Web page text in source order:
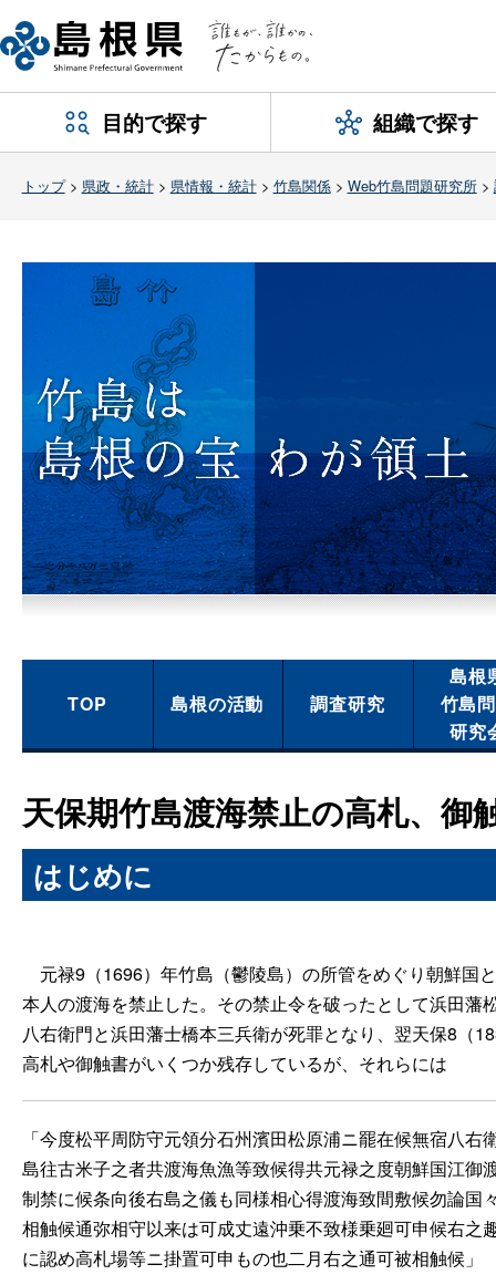
目的で探す 組織で探す
トップ> 県政・統計> 県情報・統計> 竹島関係> Web竹島問題研究所>
TOP 島根の活動 調査研究
島根
竹島
研究
天保期竹島渡海禁止の高札、御
はじめに
元禄9（1696）年竹島（鬱陵島）の所管をめぐり朝鮮国
本人の渡海を禁止した。その禁止令を破ったとして浜田
八右衛門と浜田藩士橋本三兵衛が死罪となり、翌天保8（
高札や御触書がいくつか残存しているが、それらには
「今度松平周防守元領分石州濱田松原浦ニ罷在候無宿八
島往古米子之者共渡海魚漁等致候得共元禄之度朝鮮国江
制禁に候条向後右島之儀も同様相心得渡海致間敷候勿論
相触候通弥相守以来は可成丈遠沖乗不致様乗廻可申候右
に認め高札場等ニ掛置可申もの也二月右之通可被相触候」